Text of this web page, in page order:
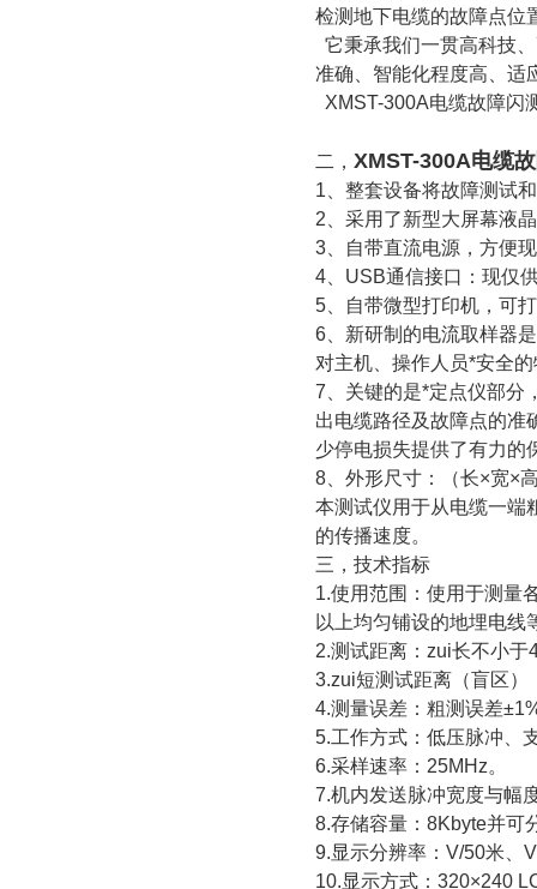
检测地下电缆的故障点位
它秉承我们一贯高科技
准确、智能化程度高、适
XMST-300A电缆故障闪
二， XMST-300A电缆
1、整套设备将故障测试
2、采用了新型大屏幕液
3、自带直流电源，方便
4、USB通信接口：现仅
5、自带微型打印机，可
6、新研制的电流取样器
对主机、操作人员*安全
7、关键的是*定点仪部分
出电缆路径及故障点的准
少停电损失提供了有力的
8、外形尺寸：（长×宽×
本测试仪用于从电缆一端
的传播速度。
三， 技术指标
1.使用范围：使用于测量
以上均匀铺设的地埋电线
2.测试距离：zui长不小于
3.zui短测试距离（盲区）
4.测量误差：粗测误差
5.工作方式：低压脉冲、
6.采样速率：25MHz。
7.机内发送脉冲宽度与幅
8.存储容量：8Kbyte并可
9.显示分辨率：V/50米、
10.显示方式：320×240